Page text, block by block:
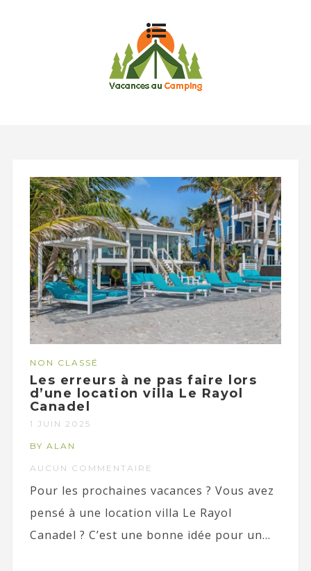
NON CLASSÉ
Les erreurs à ne pas faire lors
d’une location villa Le Rayol
Canadel
1 JUIN 2025
BY ALAN
AUCUN COMMENTAIRE
Pour les prochaines vacances ? Vous avez
pensé à une location villa Le Rayol
Canadel ? C’est une bonne idée pour un...